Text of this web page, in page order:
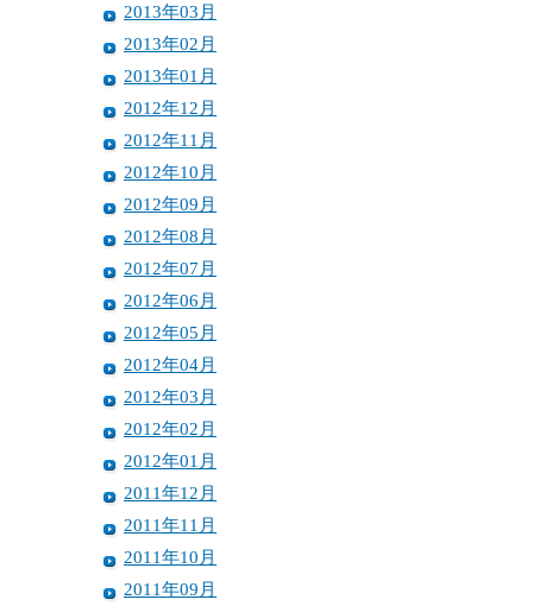
2013年03月
2013年02月
2013年01月
2012年12月
2012年11月
2012年10月
2012年09月
2012年08月
2012年07月
2012年06月
2012年05月
2012年04月
2012年03月
2012年02月
2012年01月
2011年12月
2011年11月
2011年10月
2011年09月